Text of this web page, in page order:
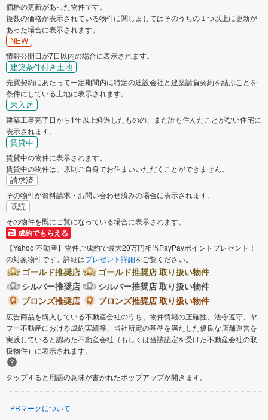
価格の更新があった物件です。
複数の価格が表示されている物件に関しましてはそのうちの１つ以上に更新が
あった場合に表示されます。
NEW
情報公開日が7日以内の場合に表示されます。
建築条件付き土地
売買契約にあたって一定期間内に特定の建設会社と建築請負契約を結ぶことを
条件にしている土地に表示されます。
未入居
建築工事完了日から1年以上経過したものの、まだ誰も住んだことがない住宅に
表示されます。
賃貸中
賃貸中の物件に表示されます。
賃貸中の物件は、原則ご自身でお住まいいただくことができません。
請求済
その物件が資料請求・お問い合わせ済みの場合に表示されます。
既読
その物件を既にご覧になっている場合に表示されます。
成約でもらえる
【Yahoo!不動産】物件ご成約で最大20万円相当PayPayポイントプレゼント！
の対象物件です。詳細はプレゼント詳細をご覧ください。
ゴールド推奨店
ゴールド推奨店 取り扱い物件
シルバー推奨店
シルバー推奨店 取り扱い物件
ブロンズ推奨店
ブロンズ推奨店 取り扱い物件
広告商品を購入している不動産会社のうち、物件情報の正確性、法令遵守、ヤ
フー不動産における成約実績等、当社所定の基準を満たした優良な店舗運営を
実践していると認めた不動産会社（もしくは当該認定を受けた不動産会社の取
扱物件）に表示されます。
タップすると用語の意味が書かれたポップアップが開きます。
PRマークについて